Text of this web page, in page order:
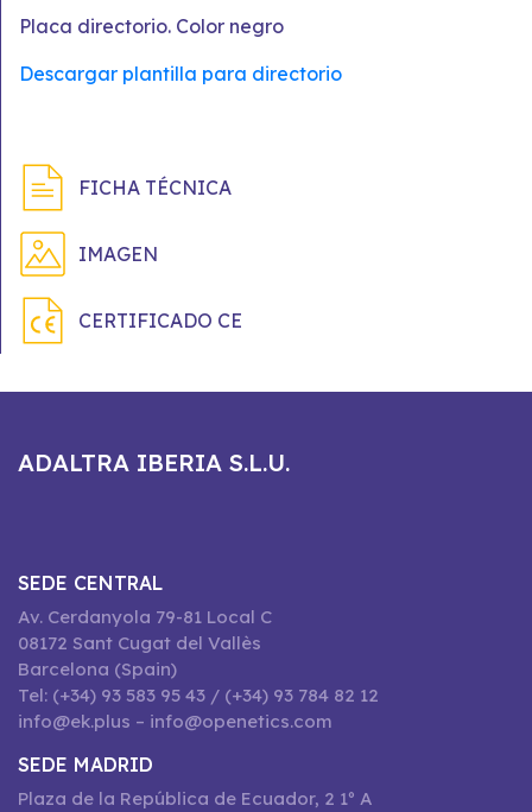
Placa directorio. Color negro
Descargar plantilla para directorio
FICHA TÉCNICA
IMAGEN
CERTIFICADO CE
ADALTRA IBERIA S.L.U.
SEDE CENTRAL
Av. Cerdanyola 79-81 Local C
08172 Sant Cugat del Vallès
Barcelona (Spain)
Tel: (+34) 93 583 95 43 / (+34) 93 784 82 12
info@ek.plus – info@openetics.com
SEDE MADRID
Plaza de la República de Ecuador, 2 1º A